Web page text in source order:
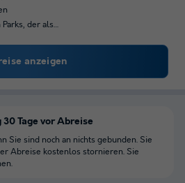
der als…
anzeigen
Tage vor Abreise
Sie sind noch an nichts gebunden. Sie
Abreise kostenlos stornieren. Sie